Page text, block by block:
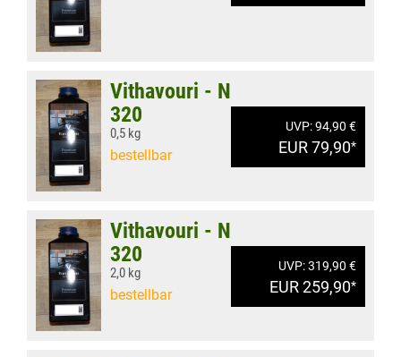
UVP: 94,90 €
EUR 79,90*
Vithavouri - N
320
0,5 kg
bestellbar
UVP: 319,90 €
EUR 259,90*
Vithavouri - N
320
2,0 kg
bestellbar